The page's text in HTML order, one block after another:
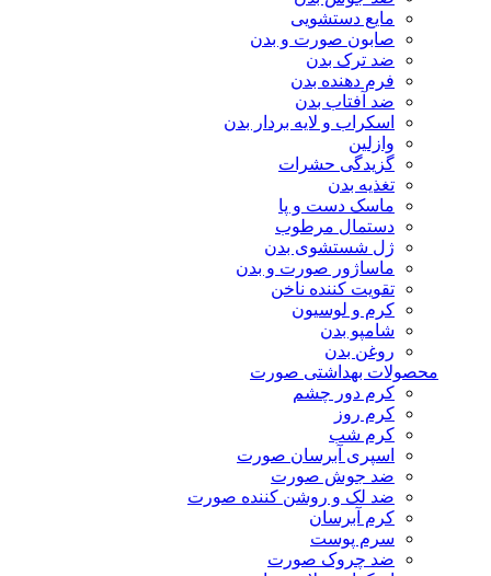
مایع دستشویی
صابون صورت و بدن
ضد ترک بدن
فرم دهنده بدن
ضد آفتاب بدن
اسکراب و لایه بردار بدن
وازلین
گزیدگی حشرات
تغذیه بدن
ماسک دست و پا
دستمال مرطوب
ژل شستشوی بدن
ماساژور صورت و بدن
تقویت کننده ناخن
کرم و لوسیون
شامپو بدن
روغن بدن
محصولات بهداشتی صورت
کرم دور چشم
کرم روز
کرم شب
اسپری آبرسان صورت
ضد جوش صورت
ضد لک و روشن کننده صورت
کرم آبرسان
سرم پوست
ضد چروک صورت